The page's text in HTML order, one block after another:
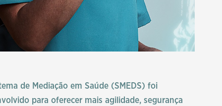
de Mediação em Saúde (SMEDS) foi
para oferecer mais agilidade, segurança